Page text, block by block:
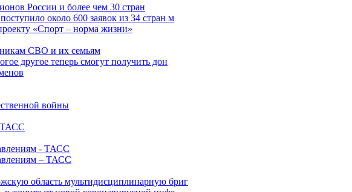
России и более чем 30 стран
около 600 заявок из 34 стран м
«Спорт – норма жизни»
СВО и их семьям
другое теперь смогут получить дон
войны
ТАСС
- ТАСС
– ТАСС
область мультидисциплинарную бриг